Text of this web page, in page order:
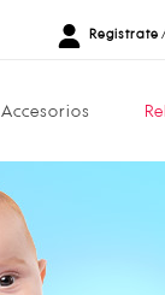
Registrate
Accesorios